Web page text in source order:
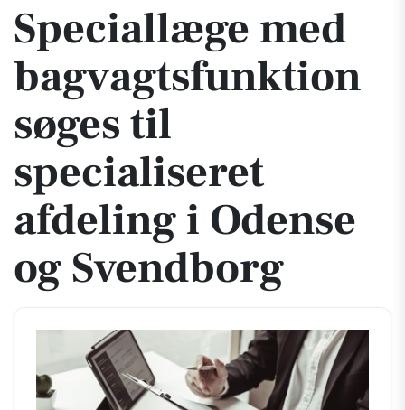
Speciallæge med
bagvagtsfunktion
søges til
specialiseret
afdeling i Odense
og Svendborg